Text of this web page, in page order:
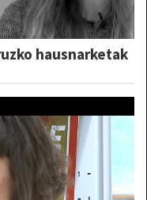
hausnarketak